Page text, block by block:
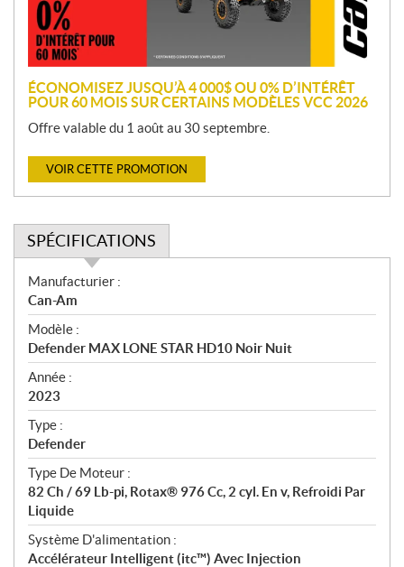
o
n
ÉCONOMISEZ JUSQU’À 4 000$ OU 0% D’INTÉRÊT
POUR 60 MOIS SUR CERTAINS MODÈLES VCC 2026
Offre valable du 1 août au 30 septembre.
VOIR CETTE PROMOTION
SPÉCIFICATIONS
S
p
é
c
i
f
i
c
a
t
i
o
n
s
Manufacturier :
Can-Am
Modèle :
Defender MAX LONE STAR HD10 Noir Nuit
Année :
2023
Type :
Defender
Type De Moteur :
82 Ch / 69 Lb-pi, Rotax® 976 Cc, 2 cyl. En v, Refroidi Par
Liquide
Système D'alimentation :
Accélérateur Intelligent (itc™) Avec Injection